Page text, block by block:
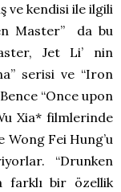
ve kendisi ile ilgili
Master” da bu
Jet Li’ nin
serisi ve “Iron
“Once upon
Xia* filmlerinde
Wong Fei Hung’u
“Drunken
farklı bir özellik